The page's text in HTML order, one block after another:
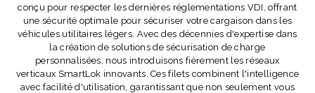
conçu pour respecter les dernières réglementations VDI, offrant
une sécurité optimale pour sécuriser votre cargaison dans les
véhicules utilitaires légers. Avec des décennies d'expertise dans
la création de solutions de sécurisation de charge
personnalisées, nous introduisons fièrement les réseaux
verticaux SmartLok innovants. Ces filets combinent l'intelligence
avec facilité d'utilisation, garantissant que non seulement vous